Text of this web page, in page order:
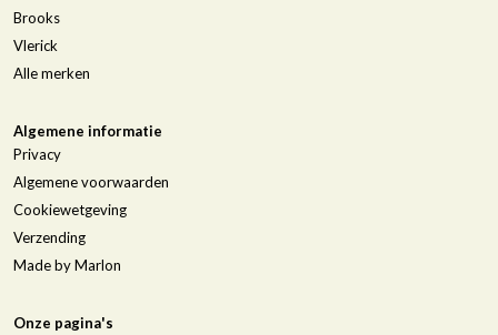
Brooks
Vlerick
Alle merken
Algemene informatie
Privacy
Algemene voorwaarden
Cookiewetgeving
Verzending
Made by Marlon
Onze pagina's